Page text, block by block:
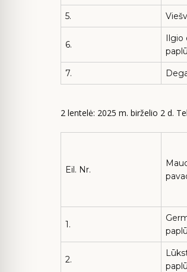
5.
6.
Ilgio
7.
2 lentelė: 2025 m. birželio 2 d.
Eil. Nr.
1.
2.